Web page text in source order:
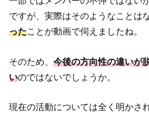
ですが、実際はそのようなことは
ったことが動画で伺えましたね。
そのため、今後の方向性の違いが
いのではないでしょうか。
現在の活動については全く明かさ